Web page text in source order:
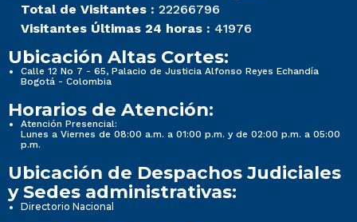
Total de Visitantes : 22266796
Visitantes Últimas 24 horas : 41976
Ubicación Altas Cortes:
Calle 12 No 7 - 65, Palacio de Justicia Alfonso Reyes Echandía
Bogotá - Colombia
Horarios de Atención:
Atención Presencial:
Lunes a Viernes de 08:00 a.m. a 01:00 p.m. y de 02:00 p.m. a 05:00
p.m.
Ubicación de Despachos Judiciales
y Sedes administrativas:
Directorio Nacional